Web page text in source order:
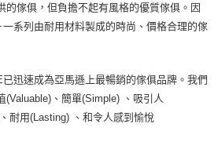
的傢俱，但負擔不起有風格的優質傢俱。因
系列由耐用材料製成的時尚、價格合理的傢
速成為亞馬遜上最暢銷的傢俱品牌。我們
(Valuable)、簡單(Simple) 、吸引人
耐用(Lasting) 、和令人感到愉悅